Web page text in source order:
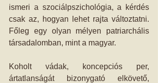
ismeri a szociálpszichológia, a kérdés
csak az, hogyan lehet rajta változtatni.
Főleg egy olyan mélyen patriarchális
társadalomban, mint a magyar.
Koholt vádak, koncepciós per,
ártatlanságát bizonygató elkövető,